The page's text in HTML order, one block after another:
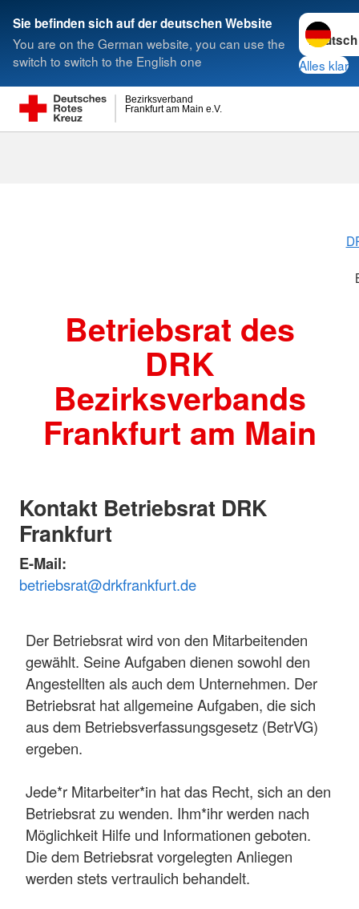
Sie befinden sich auf der deutschen Website
You are on the German website, you can use the
switch to switch to the English one
Sprache
Alles klar
Frankfurt am Main e.V.
Bezirksverband
Suche
Betriebsrat des
DRK
Bezirksverbands
Frankfurt am Main
Kontakt Betriebsrat DRK
Frankfurt
E-Mail:
betriebsrat@drkfrankfurt.de
Der Betriebsrat wird von den Mitarbeitenden
gewählt. Seine Aufgaben dienen sowohl den
Angestellten als auch dem Unternehmen. Der
Betriebsrat hat allgemeine Aufgaben, die sich
aus dem Betriebsverfassungsgesetz (BetrVG)
ergeben.
Jede*r Mitarbeiter*in hat das Recht, sich an den
Betriebsrat zu wenden. Ihm*ihr werden nach
Möglichkeit Hilfe und Informationen geboten.
Die dem Betriebsrat vorgelegten Anliegen
werden stets vertraulich behandelt.